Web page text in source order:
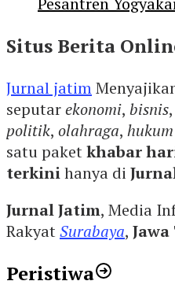
Situs Berita
Jurnal jatim
seputarekonomi, bisnis,
politik, olahraga, hukum
satu paketkhabar
terkinihanya di
Jurnal Jatim, Media
RakyatSurabaya,
Peristiwa